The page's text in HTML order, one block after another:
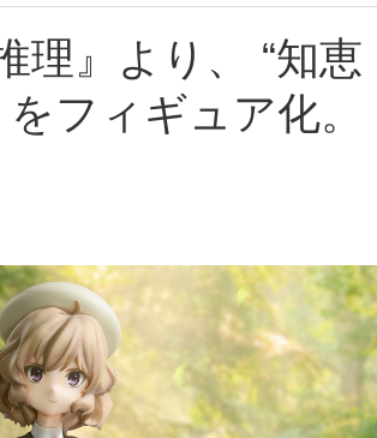
理』より、 “知恵
フィギュア化。